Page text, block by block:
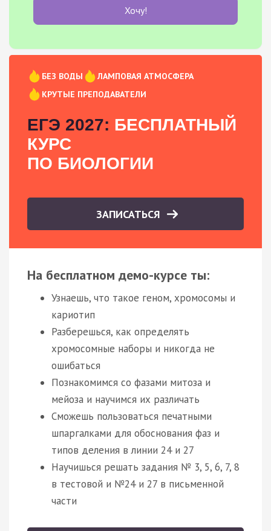
Хочу!
БЕЗ ВОДЫ
ЛАМПОВАЯ АТМОСФЕРА
КРУТЫЕ ПРЕПОДАВАТЕЛИ
ЕГЭ 2027: БЕСПЛАТНЫЙ
КУРС
ПО БИОЛОГИИ
ЗАПИСАТЬСЯ
На бесплатном демо-курсе ты:
Узнаешь, что такое геном, хромосомы и
кариотип
Разберешься, как определять
хромосомные наборы и никогда не
ошибаться
Познакомимся со фазами митоза и
мейоза и научимся их различать
Сможешь пользоваться печатными
шпаргалками для обоснования фаз и
типов деления в линии 24 и 27
Научишься решать задания № 3, 5, 6, 7, 8
в тестовой и №24 и 27 в письменной
части